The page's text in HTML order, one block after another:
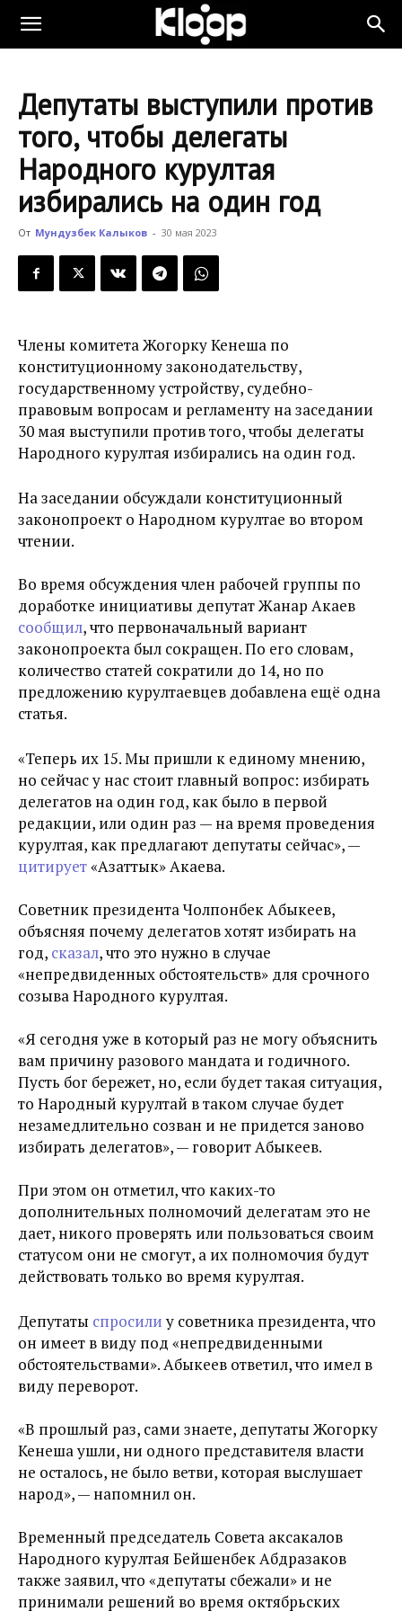
KLOOP.KG
Новости
Кыргызстана
Депутаты выступили против
того, чтобы делегаты
Народного курултая
избирались на один год
От Мундузбек Калыков - 30 мая 2023
Члены комитета Жогорку Кенеша по
конституционному законодательству,
государственному устройству, судебно-
правовым вопросам и регламенту на заседании
30 мая выступили против того, чтобы делегаты
Народного курултая избирались на один год.
На заседании обсуждали конституционный
законопроект о Народном курултае во втором
чтении.
Во время обсуждения член рабочей группы по
доработке инициативы депутат Жанар Акаев
сообщил, что первоначальный вариант
законопроекта был сокращен. По его словам,
количество статей сократили до 14, но по
предложению курултаевцев добавлена ещё одна
статья.
«Теперь их 15. Мы пришли к единому мнению,
но сейчас у нас стоит главный вопрос: избирать
делегатов на один год, как было в первой
редакции, или один раз — на время проведения
курултая, как предлагают депутаты сейчас», —
цитирует«Азаттык» Акаева.
Советник президента Чолпонбек Абыкеев,
объясняя почему делегатов хотят избирать на
год, сказал, что это нужно в случае
«непредвиденных обстоятельств» для срочного
созыва Народного курултая.
«Я сегодня уже в который раз не могу объяснить
вам причину разового мандата и годичного.
Пусть бог бережет, но, если будет такая ситуация,
то Народный курултай в таком случае будет
незамедлительно созван и не придется заново
избирать делегатов», — говорит Абыкеев.
При этом он отметил, что каких-то
дополнительных полномочий делегатам это не
дает, никого проверять или пользоваться своим
статусом они не смогут, а их полномочия будут
действовать только во время курултая.
Депутаты спросилиу советника президента, что
он имеет в виду под «непредвиденными
обстоятельствами». Абыкеев ответил, что имел в
виду переворот.
«В прошлый раз, сами знаете, депутаты Жогорку
Кенеша ушли, ни одного представителя власти
не осталось, не было ветви, которая выслушает
народ», — напомнил он.
Временный председатель Совета аксакалов
Народного курултая Бейшенбек Абдразаков
также заявил, что «депутаты сбежали» и не
принимали решений во время октябрьских